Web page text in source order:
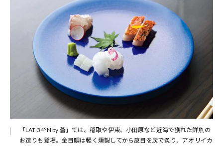
「LAT.34°N by 蒼」では、稲取や伊東、小田原など近海で獲れた鮮魚の
お造りも登場。金目鯛は軽く燻製してから皮目を炭で炙り、アオリイカ